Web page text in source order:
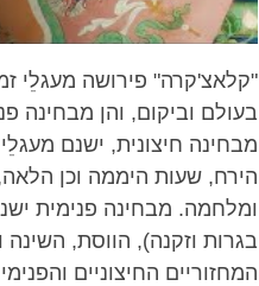
"קלאצ'קרה" פירושה מעגלֵי
בעולם וביקום, והן מבחינה
מבחינה חיצונית, ישנם
הירח, שעות היממה וכן
ומלחמה. מבחינה פנימית
בגרות וזקנה), הווסת, השינה
המחזוריים החיצוניים